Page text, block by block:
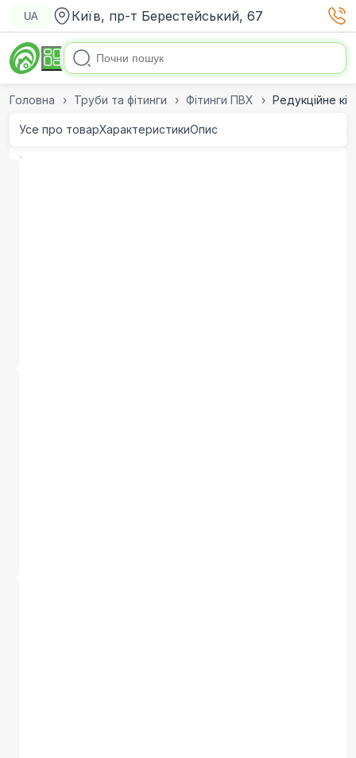
UA Київ, пр-т Берестейський, 67
Головна Труби та фітинги Фітинги ПВХ Редукційне
Усе про товарХарактеристикиОпис